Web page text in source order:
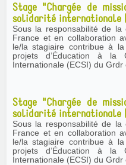
Stage "Chargée de
solidarité internationale
Sous la responsabilité de la
France et en collaboration
le/la stagiaire contribue à
projets d’Éducation à la
Internationale (ECSI) du
Stage "Chargée de
solidarité internationale
Sous la responsabilité de la
France et en collaboration
le/la stagiaire contribue à
projets d’Éducation à la
Internationale (ECSI) du